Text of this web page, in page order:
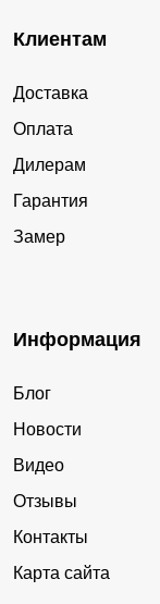
Клиентам
Доставка
Оплата
Дилерам
Гарантия
Замер
Информация
Блог
Новости
Видео
Отзывы
Контакты
Карта сайта